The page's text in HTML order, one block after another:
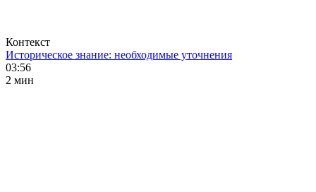
Контекст
Историческое знание: необходимые уточнения
03:56
2 мин